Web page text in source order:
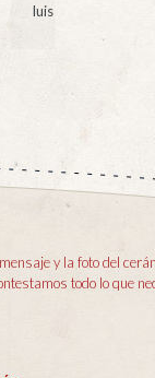
luis
y la foto del
todo lo que